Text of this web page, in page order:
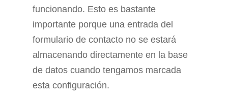
funcionando. Esto es bastante
importante porque una entrada del
formulario de contacto no se estará
almacenando directamente en la base
de datos cuando tengamos marcada
esta configuración.